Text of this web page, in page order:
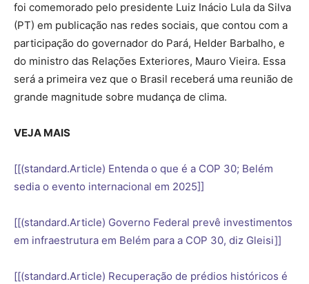
foi comemorado pelo presidente Luiz Inácio Lula da Silva
(PT) em publicação nas redes sociais, que contou com a
participação do governador do Pará, Helder Barbalho, e
do ministro das Relações Exteriores, Mauro Vieira. Essa
será a primeira vez que o Brasil receberá uma reunião de
grande magnitude sobre mudança de clima.
VEJA MAIS
[[(standard.Article) Entenda o que é a COP 30; Belém
sedia o evento internacional em 2025]]
[[(standard.Article) Governo Federal prevê investimentos
em infraestrutura em Belém para a COP 30, diz Gleisi]]
[[(standard.Article) Recuperação de prédios históricos é